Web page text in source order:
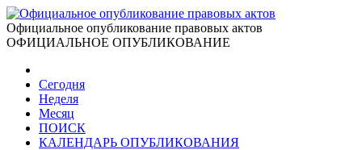
Официальное опубликование правовых актов
ОФИЦИАЛЬНОЕ ОПУБЛИКОВАНИЕ
Сегодня
Неделя
Месяц
ПОИСК
КАЛЕНДАРЬ ОПУБЛИКОВАНИЯ